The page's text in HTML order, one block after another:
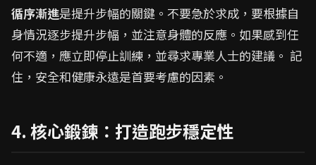
循序漸進是提升步幅的關鍵。不要急於求成，要根據自
身情況逐步提升步幅，並注意身體的反應。如果感到任
何不適，應立即停止訓練，並尋求專業人士的建議。 記
住，安全和健康永遠是首要考慮的因素。
4. 核心鍛鍊：打造跑步穩定性